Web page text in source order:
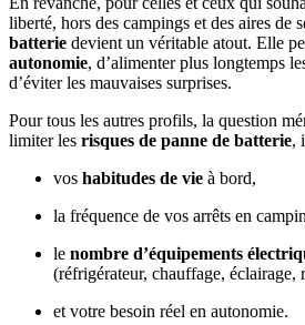
liberté, hors des campings et des aires de
batterie devient un véritable atout. Elle
autonomie, d’alimenter plus longtemps
d’éviter les mauvaises surprises.
Pour tous les autres profils, la question
limiter les risques de panne de batterie,
vos habitudes de vie à bord,
la fréquence de vos arrêts en
le nombre d’équipements
(réfrigérateur, chauffage,
et votre besoin réel en autonomie.